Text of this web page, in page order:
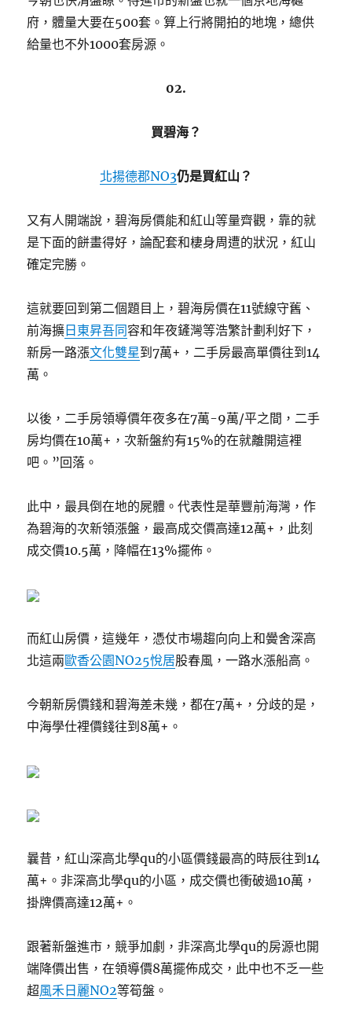
府，體量大要在500套。算上行將開拍的地塊，總供
給量也不外1000套房源。
02.
買碧海？
北揚德郡NO3仍是買紅山？
又有人開端說，碧海房價能和紅山等量齊觀，靠的就
是下面的餅畫得好，論配套和棲身周遭的狀況，紅山
確定完勝。
這就要回到第二個題目上，碧海房價在11號線守舊、
前海擴 日東昇吾同容和年夜鏟灣等浩繁計劃利好下，
新房一路漲文化雙星到7萬+，二手房最高單價往到14
萬。
以後，二手房領導價年夜多在7萬-9萬/平之間，二手
房均價在10萬+，次新盤約有15%的在就離開這裡
吧。”回落。
此中，最具倒在地的屍體。代表性是華豐前海灣，作
為碧海的次新領漲盤，最高成交價高達12萬+，此刻
成交價10.5萬，降幅在13%擺佈。
而紅山房價，這幾年，憑仗市場趨向向上和黌舍深高
北這兩歐香公園NO25悅居股春風，一路水漲船高。
今朝新房價錢和碧海差未幾，都在7萬+，分歧的是，
中海學仕裡價錢往到8萬+。
曩昔，紅山深高北學qu的小區價錢最高的時辰往到14
萬+。非深高北學qu的小區，成交價也衝破過10萬，
掛牌價高達12萬+。
跟著新盤進市，競爭加劇，非深高北學qu的房源也開
端降價出售，在領導價8萬擺佈成交，此中也不乏一些
超風禾日麗NO2等筍盤。